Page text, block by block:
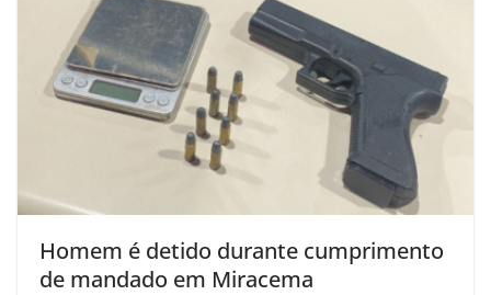
Homem é detido durante cumprimento
de mandado em Miracema